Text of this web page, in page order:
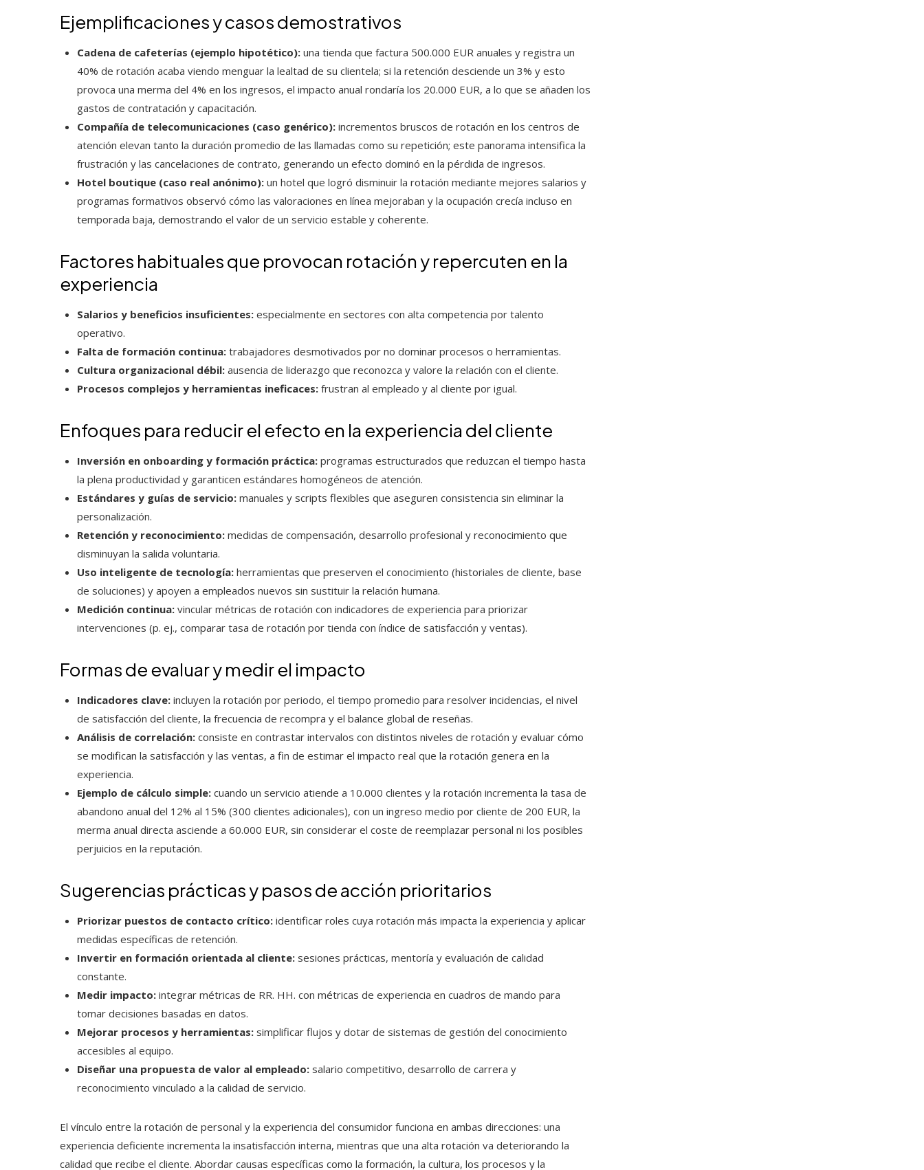
Ejemplificaciones y casos demostrativos
Cadena de cafeterías (ejemplo hipotético): una tienda que factura 500.000 EUR anuales y registra un
40% de rotación acaba viendo menguar la lealtad de su clientela; si la retención desciende un 3% y esto
provoca una merma del 4% en los ingresos, el impacto anual rondaría los 20.000 EUR, a lo que se añaden los
gastos de contratación y capacitación.
Compañía de telecomunicaciones (caso genérico): incrementos bruscos de rotación en los centros de
atención elevan tanto la duración promedio de las llamadas como su repetición; este panorama intensifica la
frustración y las cancelaciones de contrato, generando un efecto dominó en la pérdida de ingresos.
Hotel boutique (caso real anónimo): un hotel que logró disminuir la rotación mediante mejores salarios y
programas formativos observó cómo las valoraciones en línea mejoraban y la ocupación crecía incluso en
temporada baja, demostrando el valor de un servicio estable y coherente.
Factores habituales que provocan rotación y repercuten en la
experiencia
Salarios y beneficios insuficientes: especialmente en sectores con alta competencia por talento
operativo.
Falta de formación continua: trabajadores desmotivados por no dominar procesos o herramientas.
Cultura organizacional débil: ausencia de liderazgo que reconozca y valore la relación con el cliente.
Procesos complejos y herramientas ineficaces: frustran al empleado y al cliente por igual.
Enfoques para reducir el efecto en la experiencia del cliente
Inversión en onboarding y formación práctica: programas estructurados que reduzcan el tiempo hasta
la plena productividad y garanticen estándares homogéneos de atención.
Estándares y guías de servicio: manuales y scripts flexibles que aseguren consistencia sin eliminar la
personalización.
Retención y reconocimiento: medidas de compensación, desarrollo profesional y reconocimiento que
disminuyan la salida voluntaria.
Uso inteligente de tecnología: herramientas que preserven el conocimiento (historiales de cliente, base
de soluciones) y apoyen a empleados nuevos sin sustituir la relación humana.
Medición continua: vincular métricas de rotación con indicadores de experiencia para priorizar
intervenciones (p. ej., comparar tasa de rotación por tienda con índice de satisfacción y ventas).
Formas de evaluar y medir el impacto
Indicadores clave: incluyen la rotación por periodo, el tiempo promedio para resolver incidencias, el nivel
de satisfacción del cliente, la frecuencia de recompra y el balance global de reseñas.
Análisis de correlación: consiste en contrastar intervalos con distintos niveles de rotación y evaluar cómo
se modifican la satisfacción y las ventas, a fin de estimar el impacto real que la rotación genera en la
experiencia.
Ejemplo de cálculo simple: cuando un servicio atiende a 10.000 clientes y la rotación incrementa la tasa de
abandono anual del 12% al 15% (300 clientes adicionales), con un ingreso medio por cliente de 200 EUR, la
merma anual directa asciende a 60.000 EUR, sin considerar el coste de reemplazar personal ni los posibles
perjuicios en la reputación.
Sugerencias prácticas y pasos de acción prioritarios
Priorizar puestos de contacto crítico: identificar roles cuya rotación más impacta la experiencia y aplicar
medidas específicas de retención.
Invertir en formación orientada al cliente: sesiones prácticas, mentoría y evaluación de calidad
constante.
Medir impacto: integrar métricas de RR. HH. con métricas de experiencia en cuadros de mando para
tomar decisiones basadas en datos.
Mejorar procesos y herramientas: simplificar flujos y dotar de sistemas de gestión del conocimiento
accesibles al equipo.
Diseñar una propuesta de valor al empleado: salario competitivo, desarrollo de carrera y
reconocimiento vinculado a la calidad de servicio.
El vínculo entre la rotación de personal y la experiencia del consumidor funciona en ambas direcciones: una
experiencia deficiente incrementa la insatisfacción interna, mientras que una alta rotación va deteriorando la
calidad que recibe el cliente. Abordar causas específicas como la formación, la cultura, los procesos y la